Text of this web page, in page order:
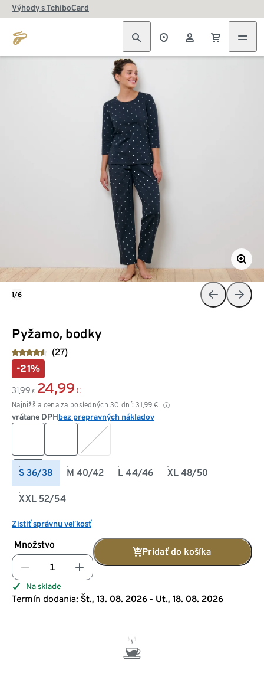
Výhody s TchiboCard
Pyžamo, bodky
(27)
-21%
31,99 € 24,99 €
Najnižšia cena za posledných 30 dní: 31,99 €
vrátane DPHbez prepravných nákladov
S 36/38 M 40/42 L 44/46 XL 48/50
XXL 52/54
Zistiť správnu veľkosť
Množstvo
Pridať do košíka
Na sklade
Termín dodania: Št., 13. 08. 2026 - Ut., 18. 08. 2026
1/6